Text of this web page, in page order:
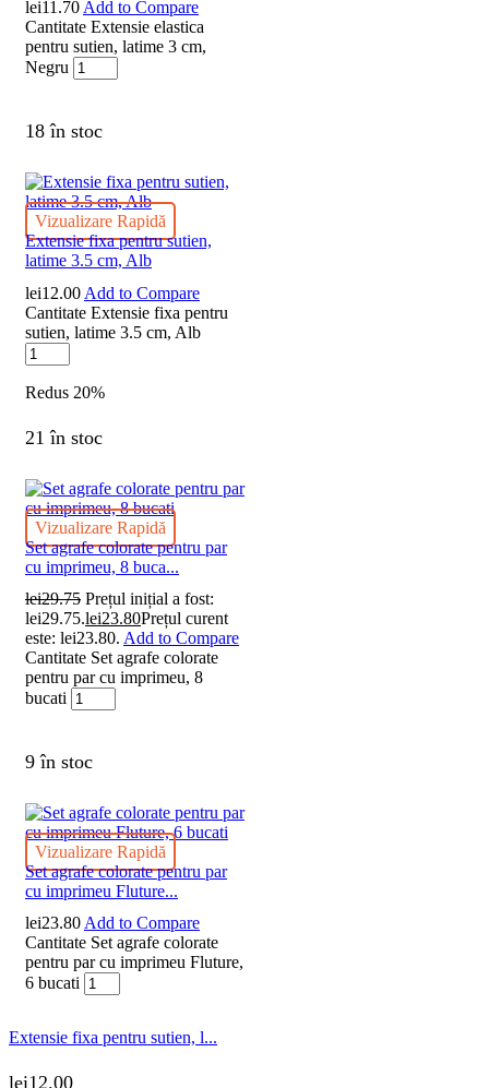
lei11.70 Add to Compare
Cantitate Extensie elastica
pentru sutien, latime 3 cm,
Negru
18 în stoc
Vizualizare Rapidă
Extensie fixa pentru sutien,
latime 3.5 cm, Alb
lei12.00 Add to Compare
Cantitate Extensie fixa pentru
sutien, latime 3.5 cm, Alb
Redus 20%
21 în stoc
Vizualizare Rapidă
Set agrafe colorate pentru par
cu imprimeu, 8 buca...
lei29.75 Prețul inițial a fost:
lei29.75.lei23.80Prețul curent
este: lei23.80. Add to Compare
Cantitate Set agrafe colorate
pentru par cu imprimeu, 8
bucati
9 în stoc
Vizualizare Rapidă
Set agrafe colorate pentru par
cu imprimeu Fluture...
lei23.80 Add to Compare
Cantitate Set agrafe colorate
pentru par cu imprimeu Fluture,
6 bucati
Extensie fixa pentru sutien, l...
lei12.00